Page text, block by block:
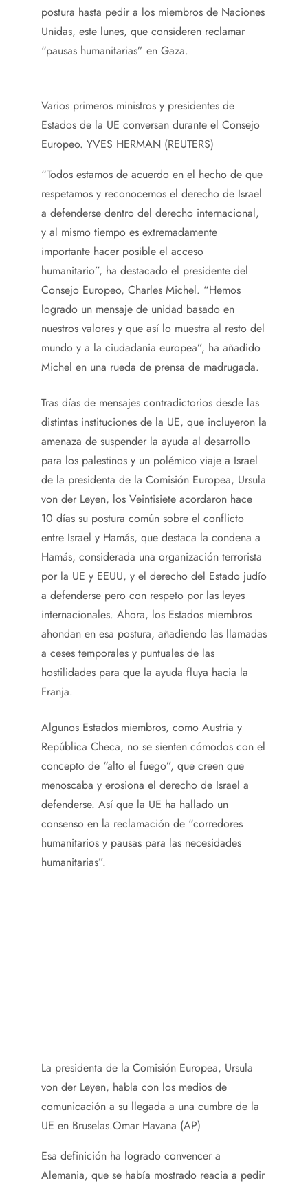
postura hasta pedir a los miembros de Naciones
Unidas, este lunes, que consideren reclamar
“pausas humanitarias” en Gaza.
Varios primeros ministros y presidentes de
Estados de la UE conversan durante el Consejo
Europeo. YVES HERMAN (REUTERS)
“Todos estamos de acuerdo en el hecho de que
respetamos y reconocemos el derecho de Israel
a defenderse dentro del derecho internacional,
y al mismo tiempo es extremadamente
importante hacer posible el acceso
humanitario”, ha destacado el presidente del
Consejo Europeo, Charles Michel. “Hemos
logrado un mensaje de unidad basado en
nuestros valores y que así lo muestra al resto del
mundo y a la ciudadania europea”, ha añadido
Michel en una rueda de prensa de madrugada.
Tras días de mensajes contradictorios desde las
distintas instituciones de la UE, que incluyeron la
amenaza de suspender la ayuda al desarrollo
para los palestinos y un polémico viaje a Israel
de la presidenta de la Comisión Europea, Ursula
von der Leyen, los Veintisiete acordaron hace
10 días su postura común sobre el conflicto
entre Israel y Hamás, que destaca la condena a
Hamás, considerada una organización terrorista
por la UE y EEUU, y el derecho del Estado judío
a defenderse pero con respeto por las leyes
internacionales. Ahora, los Estados miembros
ahondan en esa postura, añadiendo las llamadas
a ceses temporales y puntuales de las
hostilidades para que la ayuda fluya hacia la
Franja.
Algunos Estados miembros, como Austria y
República Checa, no se sienten cómodos con el
concepto de “alto el fuego”, que creen que
menoscaba y erosiona el derecho de Israel a
defenderse. Así que la UE ha hallado un
consenso en la reclamación de “corredores
humanitarios y pausas para las necesidades
humanitarias”.
La presidenta de la Comisión Europea, Ursula
von der Leyen, habla con los medios de
comunicación a su llegada a una cumbre de la
UE en Bruselas.Omar Havana (AP)
Esa definición ha logrado convencer a
Alemania, que se había mostrado reacia a pedir